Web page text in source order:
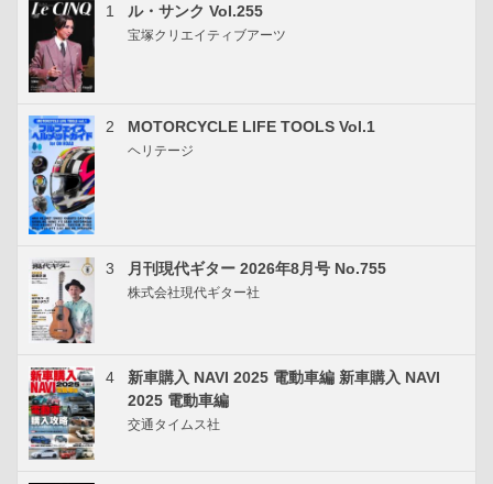
1 ル・サンク Vol.255
宝塚クリエイティブアーツ
2 MOTORCYCLE LIFE TOOLS Vol.1
ヘリテージ
3 月刊現代ギター 2026年8月号 No.755
株式会社現代ギター社
4
新車購入 NAVI 2025 電動車編 新車購入 NAVI
2025 電動車編
交通タイムス社